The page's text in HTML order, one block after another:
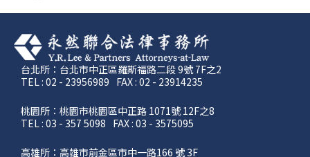
台北所：台北市中正區羅斯福路二段 9號 7F之2
TEL : 02 - 23956989 FAX : 02 - 23914235
桃園所：桃園市桃園區中正路 1071號 12F之8
TEL : 03 - 357 5098 FAX : 03 - 3575095
高雄所：高雄市前金區市中一路166 號 3F